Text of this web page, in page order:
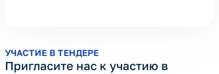
УЧАСТИЕ В ТЕНДЕРЕ
Пригласите нас к участию в